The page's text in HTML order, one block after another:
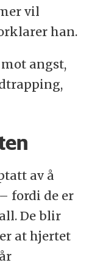
vil
han.
angst,
av å
fordi de er
De blir
at hjertet